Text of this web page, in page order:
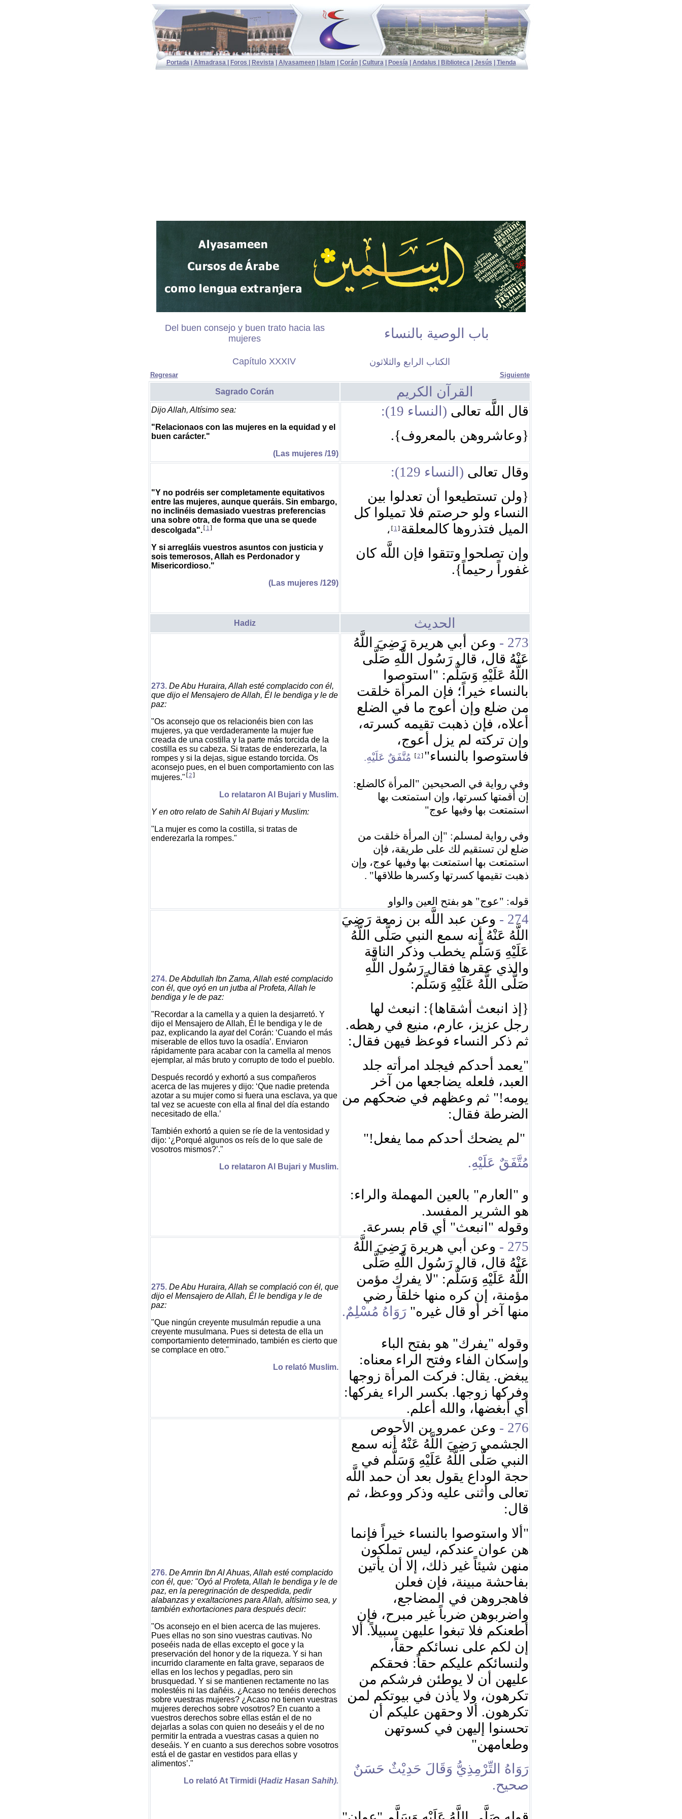
Portada | Almadrasa Foros Revista Alyasameen| Islam Corán| Cultura| Poesía| Andalus Biblioteca| Jesús Tienda
Del buen consejo y buen trato hacia las
mujeres
باب الوصية بالنساء
Capítulo XXXIV الكتاب الرابع والثلاثون
Regresar Siguiente
Sagrado Corán القرآن الكريم
Dijo Allah, Altísimo sea:
"Relacionaos con las mujeres en la equidad y el
buen carácter."
(Las mujeres /19)
قال اللَّه تعالى (النساء 19):
{وعاشروهن بالمعروف}.
"Y no podréis ser completamente equitativos
entre las mujeres, aunque queráis. Sin embargo,
no inclinéis demasiado vuestras preferencias
una sobre otra, de forma que una se quede
descolgada". [ 1]
Y si arregláis vuestros asuntos con justicia y
sois temerosos, Allah es Perdonador y
Misericordioso."
(Las mujeres /129)
وقال تعالى (النساء 129):
{ولن تستطيعوا أن تعدلوا بين
النساء ولو حرصتم فلا تميلوا كل
الميل فتذروها كالمعلقة [
1
] ،
وإن تصلحوا وتتقوا فإن اللَّه كان
غفوراً رحيماً}.
Hadiz الحديث
273. De Abu Huraira, Allah esté complacido con él,
que dijo el Mensajero de Allah, Él le bendiga y le de
paz:
"Os aconsejo que os relacionéis bien con las
mujeres, ya que verdaderamente la mujer fue
creada de una costilla y la parte más torcida de la
costilla es su cabeza. Si tratas de enderezarla, la
rompes y si la dejas, sigue estando torcida. Os
aconsejo pues, en el buen comportamiento con las
mujeres." [2]
Lo relataron Al Bujari y Muslim.
Y en otro relato de Sahih Al Bujari y Muslim:
"La mujer es como la costilla, si tratas de
enderezarla la rompes."
273 -
وعن أبي هريرة رَضِيَ اللَّهُ
عَنْهُ قال، قال رَسُول اللَّهِ صَلَّى
اللَّهُ عَلَيْهِ وَسَلَّم: " استوصوا
بالنساء خيراً؛ فإن المرأة خلقت
من ضلع وإن أعوج ما في الضلع
أعلاه، فإن ذهبت تقيمه كسرته،
وإن تركته لم يزل أعوج،
فاستوصوا بالنساء"
[
2
] مُتَّفَقٌ عَلَيْهِ.
وفي رواية في الصحيحين " المرأة كالضلع:
إن أقمتها كسرتها، وإن استمتعت بها
استمتعت بها وفيها عوج"
وفي رواية لمسلم: " إن المرأة خلقت من
ضلع لن تستقيم لك على طريقة، فإن
استمتعت بها استمتعت بها وفيها عوج، وإن
ذهبت تقيمها كسرتها وكسرها طلاقها"
.
قوله: "عوج" هو بفتح العين والواو
274. De Abdullah Ibn Zama, Allah esté complacido
con él, que oyó en un jutba al Profeta, Allah le
bendiga y le de paz:
"Recordar a la camella y a quien la desjarretó. Y
dijo el Mensajero de Allah, Él le bendiga y le de
paz, explicando la ayatdel Corán: ‘Cuando el más
miserable de ellos tuvo la osadía’. Enviaron
rápidamente para acabar con la camella al menos
ejemplar, al más bruto y corrupto de todo el pueblo.
Después recordó y exhortó a sus compañeros
acerca de las mujeres y dijo: ‘Que nadie pretenda
azotar a su mujer como si fuera una esclava, ya que
tal vez se acueste con ella al final del día estando
necesitado de ella.’
También exhortó a quien se ríe de la ventosidad y
dijo: ‘¿Porqué algunos os reís de lo que sale de
vosotros mismos?’."
Lo relataron Al Bujari y Muslim.
274 -
وعن عبد اللَّه بن زمعة رَضِيَ
اللَّهُ عَنْهُ أنه سمع النبي صَلَّى اللَّهُ
عَلَيْهِ وَسَلَّم يخطب وذكر الناقة
والذي عقرها فقال رَسُول اللَّهِ
صَلَّى اللَّهُ عَلَيْهِ وَسَلَّم:
{إذ انبعث أشقاها}: انبعث لها
رجل عزيز، عارم، منيع في رهطه.
ثم ذكر النساء فوعظ فيهن فقال:
"يعمد أحدكم فيجلد امرأته جلد
العبد، فلعله يضاجعها من آخر
يومه!" ثم وعظهم في ضحكهم من
الضرطة فقال:
"لم يضحك أحدكم مما يفعل!"
مُتَّفَقٌ عَلَيْهِ.
و " العارم" بالعين المهملة والراء:
هو الشرير المفسد.
وقوله " انبعث" أي قام بسرعة.
275. De Abu Huraira, Allah se complació con él, que
dijo el Mensajero de Allah, Él le bendiga y le de
paz:
"Que ningún creyente musulmán repudie a una
creyente musulmana. Pues si detesta de ella un
comportamiento determinado, también es cierto que
se complace en otro."
Lo relató Muslim.
275 -
وعن أبي هريرة رَضِيَ اللَّهُ
عَنْهُ قال، قال رَسُول اللَّهِ صَلَّى
اللَّهُ عَلَيْهِ وَسَلَّم: "لا يفرك مؤمن
مؤمنة، إن كره منها خلقاً رضي
منها آخر أو قال غيره" رَوَاهُ مُسْلِمٌ.
وقوله "يفرك" هو بفتح الباء
وإسكان الفاء وفتح الراء معناه:
يبغض. يقال: فركت المرأة زوجها
وفركها زوجها. بكسر الراء يفركها:
أي أبغضها، والله أعلم.
276. De Amrin Ibn Al Ahuas, Allah esté complacido
con él, que: "Oyó al Profeta, Allah le bendiga y le de
paz, en la peregrinación de despedida, pedir
alabanzas y exaltaciones para Allah, altísimo sea, y
también exhortaciones para después decir:
"Os aconsejo en el bien acerca de las mujeres.
Pues ellas no son sino vuestras cautivas. No
poseéis nada de ellas excepto el goce y la
preservación del honor y de la riqueza. Y si han
incurrido claramente en falta grave, separaos de
ellas en los lechos y pegadlas, pero sin
brusquedad. Y si se mantienen rectamente no las
molestéis ni las dañéis. ¿Acaso no tenéis derechos
sobre vuestras mujeres? ¿Acaso no tienen vuestras
mujeres derechos sobre vosotros? En cuanto a
vuestros derechos sobre ellas están el de no
dejarlas a solas con quien no deseáis y el de no
permitir la entrada a vuestras casas a quien no
deseáis. Y en cuanto a sus derechos sobre vosotros
está el de gastar en vestidos para ellas y
alimentos’."
Lo relató At Tirmidi (Hadiz Hasan Sahih).
276 -
وعن عمرو بن الأحوص
الجشمي رَضِيَ اللَّهُ عَنْهُ أنه سمع
النبي صَلَّى اللَّهُ عَلَيْهِ وَسَلَّم في
حجة الوداع يقول بعد أن حمد اللَّه
تعالى وأثنى عليه وذكر ووعظ، ثم
قال:
" ألا واستوصوا بالنساء خيراً فإنما
هن عوان عندكم، ليس تملكون
منهن شيئاً غير ذلك، إلا أن يأتين
بفاحشة مبينة، فإن فعلن
فاهجروهن في المضاجع،
واضربوهن ضرباً غير مبرح، فإن
أطعنكم فلا تبغوا عليهن سبيلاً. ألا
إن لكم على نسائكم حقاً،
ولنسائكم عليكم حقاً: فحقكم
عليهن أن لا يوطئن فرشكم من
تكرهون، ولا يأذن في بيوتكم لمن
تكرهون. ألا وحقهن عليكم أن
تحسنوا إليهن في كسوتهن
وطعامهن"
رَوَاهُ التِّرْمِذِيُّ وَقَالَ حَدِيْثٌ حَسَنٌ
صحيح.